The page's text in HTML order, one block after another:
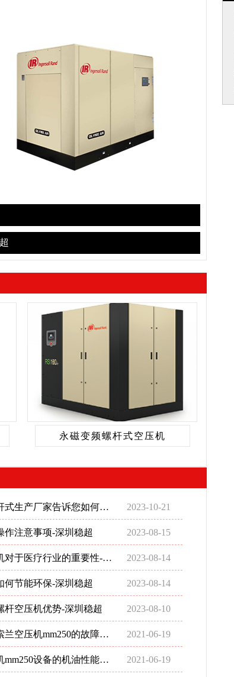
永磁变频螺杆式空压机
式生产厂家告诉您如何选 2023-10-21
作注意事项-深圳稳超 2023-08-15
对于医疗行业的重要性-深 2023-08-14
何节能环保-深圳稳超 2023-08-14
杆空压机优势-深圳稳超 2023-08-10
兰空压机mm250的故障问 2021-06-19
mm250设备的机油性能分 2021-06-19